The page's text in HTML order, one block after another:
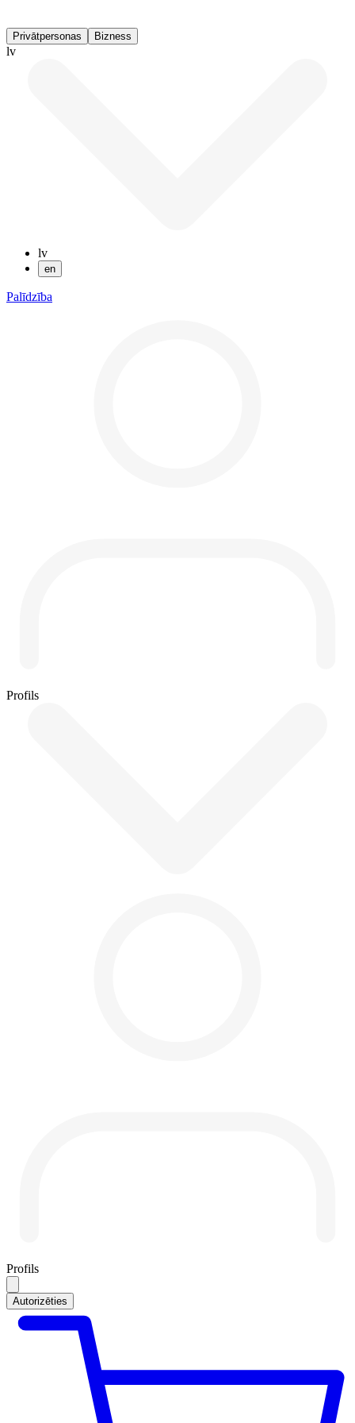
Privātpersonas Bizness
lv
lv
en
Palīdzība
Profils
Profils
Autorizēties